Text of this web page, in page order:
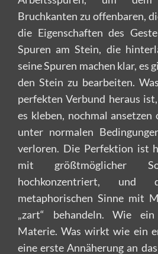
Bruchkanten zu offenbaren,
die Eigenschaften des
Spuren am Stein, die
seine Spuren machen klar, es
den Stein zu bearbeiten.
perfekten Verbund heraus
es kleben, nochmal ansetzen
unter normalen
verloren. Die Perfektion ist
mit größtmöglicher
hochkonzentriert,
metaphorischen Sinne mit
„zart“ behandeln. Wie
Materie. Was wirkt wie ein
eine erste Annäherung an